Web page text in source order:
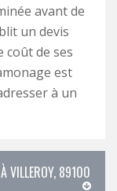
avant de
un devis
de ses
est
à un
VILLEROY, 89100